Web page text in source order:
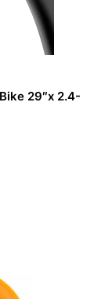
29″x 2.4-